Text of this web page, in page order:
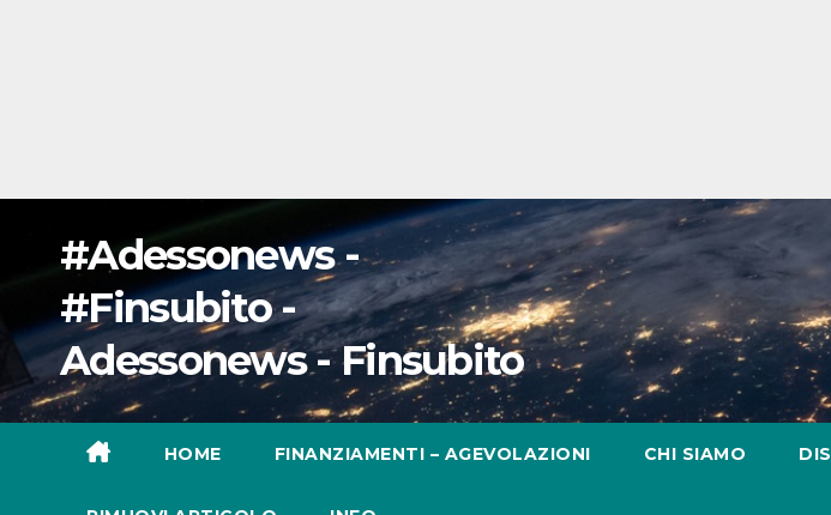
#Adessonews -
#Finsubito -
Adessonews - Finsubito
HOME FINANZIAMENTI – AGEVOLAZIONI CHI SIAMO